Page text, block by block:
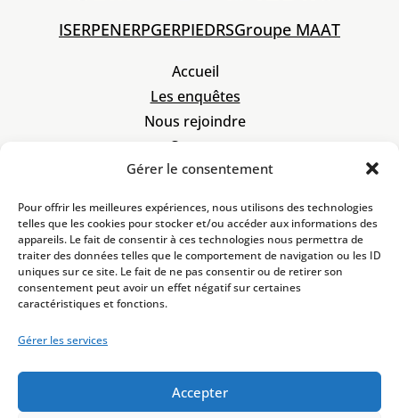
Gérer le consentement
Pour offrir les meilleures expériences, nous utilisons des technologies
telles que les cookies pour stocker et/ou accéder aux informations des
appareils. Le fait de consentir à ces technologies nous permettra de
traiter des données telles que le comportement de navigation ou les ID
uniques sur ce site. Le fait de ne pas consentir ou de retirer son
consentement peut avoir un effet négatif sur certaines
caractéristiques et fonctions.
Gérer les services
Accepter
Accueil
Les enquêtes
Nous rejoindre
Contact
À propos
Mentions légales
Politique de cookies
Politique de confidentialité
ISERPENERP Groupe MAAT
GERPIEDRS
2 bis rue Lafayette
SIRET :
985 077 692